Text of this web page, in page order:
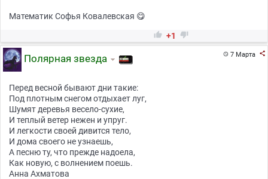
Математик Софья Ковалевская 😋
 +1 
7 Марта 
Полярная звезда
Перед весной бывают дни такие:
Под плотным снегом отдыхает луг,
Шумят деревья весело-сухие,
И теплый ветер нежен и упруг.
И легкости своей дивится тело,
И дома своего не узнаешь,
А песню ту, что прежде надоела,
Как новую, с волнением поешь.
Анна Ахматова